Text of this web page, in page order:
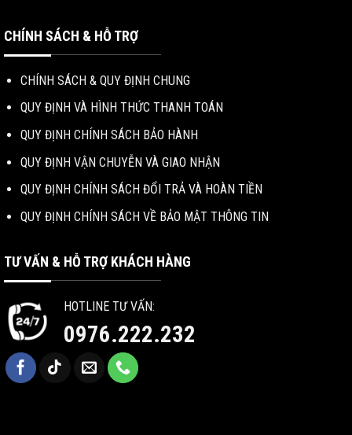
CHÍNH SÁCH & HỖ TRỢ
CHÍNH SÁCH & QUY ĐỊNH CHUNG
QUY ĐỊNH VÀ HÌNH THỨC THANH TOÁN
QUY ĐỊNH CHÍNH SÁCH BẢO HÀNH
QUY ĐỊNH VẬN CHUYỄN VÀ GIAO NHẬN
QUY ĐỊNH CHÍNH SÁCH ĐỔI TRẢ VÀ HOÀN TIỀN
QUY ĐỊNH CHÍNH SÁCH VỀ BẢO MẬT THÔNG TIN
TƯ VẤN & HỖ TRỢ KHÁCH HÀNG
HOTLINE TƯ VẤN:
0976.222.232